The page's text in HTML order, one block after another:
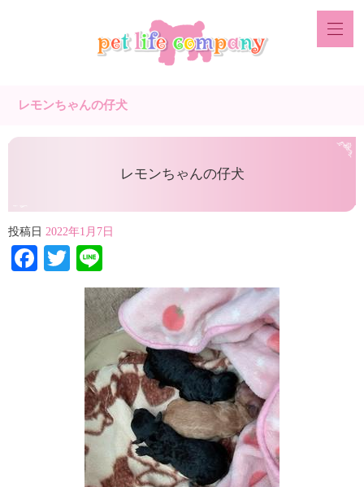
レモンちゃんの仔犬
レモンちゃんの仔犬
投稿日 2022年1月7日
Facebook
Twitter